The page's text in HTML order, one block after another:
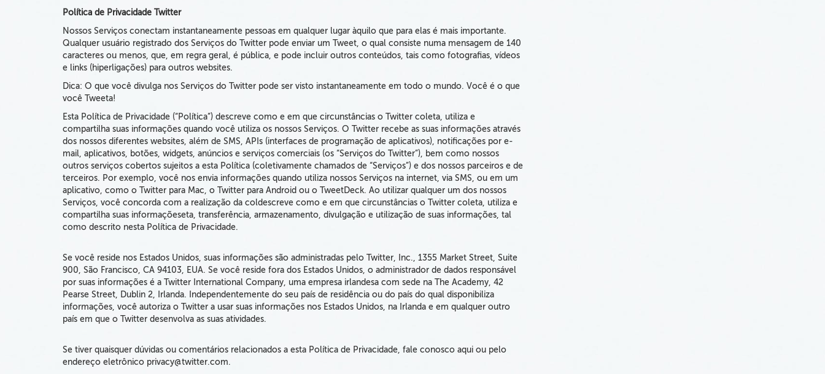
Política de Privacidade Twitter
Nossos Serviços conectam instantaneamente pessoas em qualquer lugar àquilo que para elas é mais importante.
Qualquer usuário registrado dos Serviços do Twitter pode enviar um Tweet, o qual consiste numa mensagem de 140
caracteres ou menos, que, em regra geral, é pública, e pode incluir outros conteúdos, tais como fotografias, vídeos
e links (hiperligações) para outros websites.
Dica: O que você divulga nos Serviços do Twitter pode ser visto instantaneamente em todo o mundo. Você é o que
você Tweeta!
Esta Política de Privacidade (“Política”) descreve como e em que circunstâncias o Twitter coleta, utiliza e
compartilha suas informações quando você utiliza os nossos Serviços. O Twitter recebe as suas informações através
dos nossos diferentes websites, além de SMS, APIs (interfaces de programação de aplicativos), notificações por e-
mail, aplicativos, botões, widgets, anúncios e serviços comerciais (os “Serviços do Twitter”), bem como nossos
outros serviços cobertos sujeitos a esta Política (coletivamente chamados de “Serviços”) e dos nossos parceiros e de
terceiros. Por exemplo, você nos envia informações quando utiliza nossos Serviços na internet, via SMS, ou em um
aplicativo, como o Twitter para Mac, o Twitter para Android ou o TweetDeck. Ao utilizar qualquer um dos nossos
Serviços, você concorda com a realização da coldescreve como e em que circunstâncias o Twitter coleta, utiliza e
compartilha suas informaçõeseta, transferência, armazenamento, divulgação e utilização de suas informações, tal
como descrito nesta Política de Privacidade.
Se você reside nos Estados Unidos, suas informações são administradas pelo Twitter, Inc., 1355 Market Street, Suite
900, São Francisco, CA 94103, EUA. Se você reside fora dos Estados Unidos, o administrador de dados responsável
por suas informações é a Twitter International Company, uma empresa irlandesa com sede na The Academy, 42
Pearse Street, Dublin 2, Irlanda. Independentemente do seu país de residência ou do país do qual disponibiliza
informações, você autoriza o Twitter a usar suas informações nos Estados Unidos, na Irlanda e em qualquer outro
país em que o Twitter desenvolva as suas atividades.
Se tiver quaisquer dúvidas ou comentários relacionados a esta Política de Privacidade, fale conosco aqui ou pelo
endereço eletrônico privacy@twitter.com.